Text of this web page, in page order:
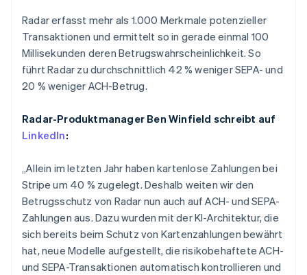
Start-up-Gründung
Climate
CO₂-Entnahme
Identity
Online-Identitätsprüfung
Stripe-Sessions 2026
Erfahren Sie, wie Stripe Lösungen für die
Jetzt ansehen
Partner
Stripe App-Marktplatz
Radar erfasst mehr als 1.000 Merkmale potenzieller
Transaktionen und ermittelt so in gerade einmal 100
Millisekunden deren Betrugswahrscheinlichkeit. So
führt Radar zu durchschnittlich 42 % weniger SEPA- und
20 % weniger ACH-Betrug.
Radar-Produktmanager Ben Winfield schreibt auf
LinkedIn:
„Allein im letzten Jahr haben kartenlose Zahlungen bei
Stripe um 40 % zugelegt. Deshalb weiten wir den
Betrugsschutz von Radar nun auch auf ACH- und SEPA-
Zahlungen aus. Dazu wurden mit der KI-Architektur, die
sich bereits beim Schutz von Kartenzahlungen bewährt
hat, neue Modelle aufgestellt, die risikobehaftete ACH-
und SEPA-Transaktionen automatisch kontrollieren und
Portugal
Português English
Rumänien
English
Schweden
SvenskaEnglish
Schweiz
Singapur
English
English
Slowenien
EnglishItaliano
Sonderverwaltungsregion Hongkong,
China
English简体中文
Spanien
EspañolEnglish